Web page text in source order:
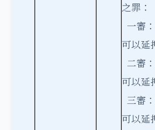
之罪：
一審
可以延
二審
可以延
三審
可以延